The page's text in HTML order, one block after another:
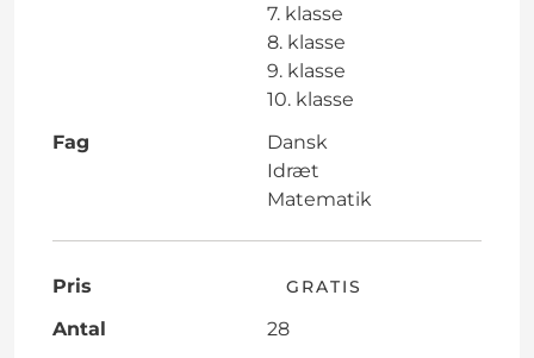
7. klasse
8. klasse
9. klasse
10. klasse
Fag
Dansk
Idræt
Matematik
Pris GRATIS
Antal
28